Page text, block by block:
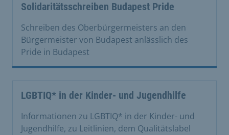
Solidaritätsschreiben Budapest Pride
Schreiben des Oberbürgermeisters an den
Bürgermeister von Budapest anlässlich des
Pride in Budapest
LGBTIQ* in der Kinder- und Jugendhilfe
Informationen zu LGBTIQ* in der Kinder- und
Jugendhilfe, zu Leitlinien, dem Qualitätslabel